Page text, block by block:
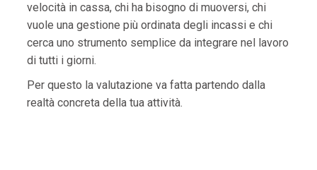
velocità in cassa, chi ha bisogno di muoversi, chi
vuole una gestione più ordinata degli incassi e chi
cerca uno strumento semplice da integrare nel lavoro
di tutti i giorni.
Per questo la valutazione va fatta partendo dalla
realtà concreta della tua attività.